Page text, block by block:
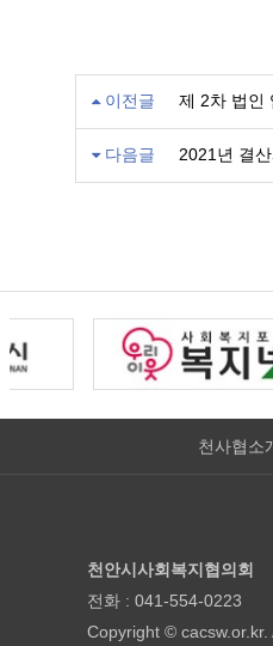
이전글 제 2차 법인
다음글 2021년 결
천사협소
천안시사회복지협의회
전화 : 041-554-0223
Copyright © cacsw.or.kr.